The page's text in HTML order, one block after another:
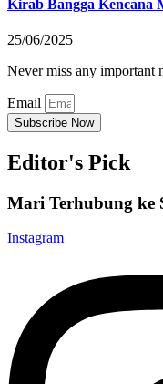
Kirab Bangga Kencana
25/06/2025
Never miss any important
Email
Subscribe Now
Editor's Pick
Mari Terhubung ke
Instagram